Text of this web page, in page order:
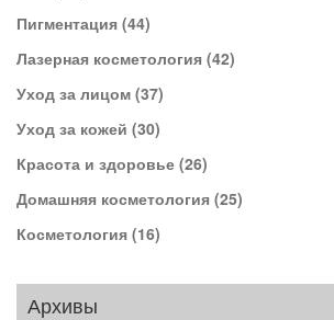
Пигментация (44)
Лазерная косметология (42)
Уход за лицом (37)
Уход за кожей (30)
Красота и здоровье (26)
Домашняя косметология (25)
Косметология (16)
Архивы